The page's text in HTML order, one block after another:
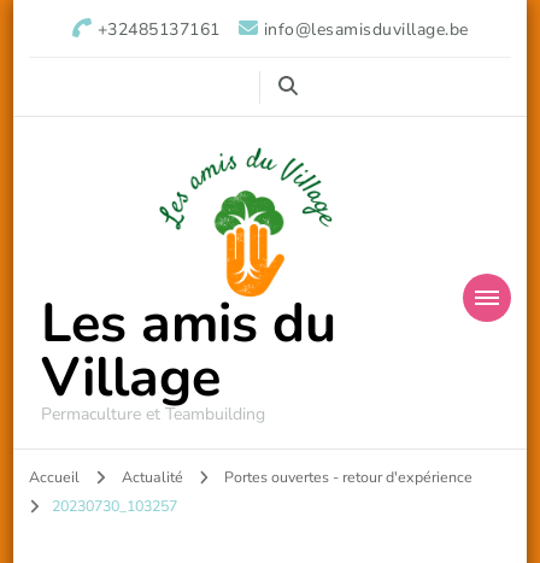
+32485137161 info@lesamisduvillage.be
Les amis du
Village
Permaculture et Teambuilding
Accueil Actualité
Portes ouvertes - retour d'expérience
20230730_103257